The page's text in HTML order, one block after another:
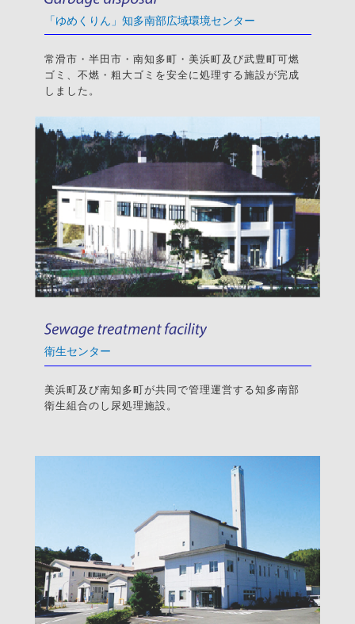
「ゆめくりん」知多南部広域環境センター
常滑市・半田市・南知多町・美浜町及び武豊町可燃
ゴミ、不燃・粗大ゴミを安全に処理する施設が完成
しました。
衛生センター
美浜町及び南知多町が共同で管理運営する知多南部
衛生組合のし尿処理施設。